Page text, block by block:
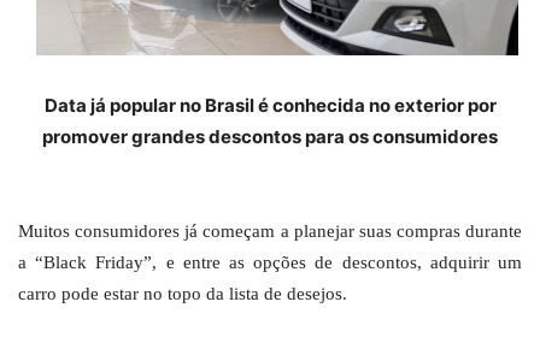
Data já popular no Brasil é conhecida no exterior por
promover grandes descontos para os consumidores
Muitos consumidores já começam a planejar suas compras durante
a “Black Friday”, e entre as opções de descontos, adquirir um
carro pode estar no topo da lista de desejos.